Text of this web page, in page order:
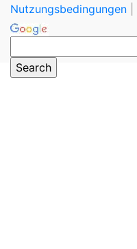
Nutzungsbedingungen